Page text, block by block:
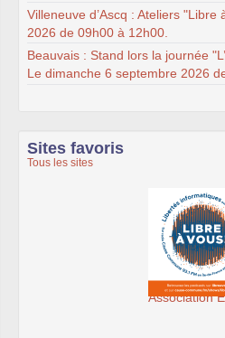
Villeneuve d’Ascq : Ateliers
2026 de 09h00 à 12h00.
Beauvais : Stand lors la journée
Le dimanche 6 septembre 2026
Sites favoris
Tous les sites